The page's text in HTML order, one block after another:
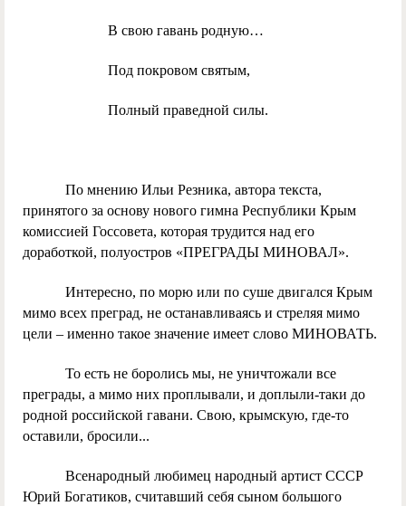
В свою гавань родную…
Под покровом святым,
Полный праведной силы.
По мнению Ильи Резника, автора текста,
принятого за основу нового гимна Республики Крым
комиссией Госсовета, которая трудится над его
доработкой, полуостров «ПРЕГРАДЫ МИНОВАЛ».
Интересно, по морю или по суше двигался Крым
мимо всех преград, не останавливаясь и стреляя мимо
цели – именно такое значение имеет слово МИНОВАТЬ.
То есть не боролись мы, не уничтожали все
преграды, а мимо них проплывали, и доплыли-таки до
родной российской гавани. Свою, крымскую, где-то
оставили, бросили...
Всенародный любимец народный артист СССР
Юрий Богатиков, считавший себя сыном большого